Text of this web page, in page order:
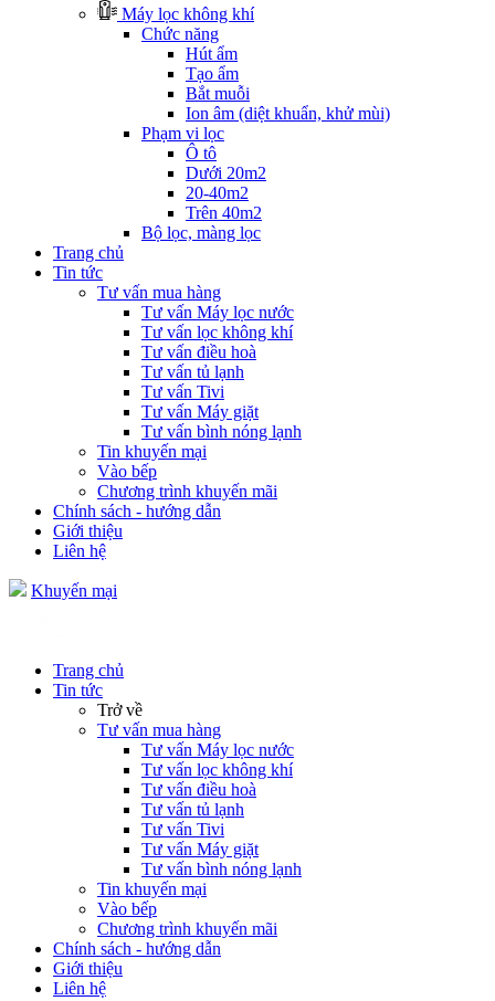
Máy lọc không khí
Chức năng
Hút ẩm
Tạo ẩm
Bắt muỗi
Ion âm (diệt khuẩn, khử mùi)
Phạm vi lọc
Ô tô
Dưới 20m2
20-40m2
Trên 40m2
Bộ lọc, màng lọc
Trang chủ
Tin tức
Tư vấn mua hàng
Tư vấn Máy lọc nước
Tư vấn lọc không khí
Tư vấn điều hoà
Tư vấn tủ lạnh
Tư vấn Tivi
Tư vấn Máy giặt
Tư vấn bình nóng lạnh
Tin khuyến mại
Vào bếp
Chương trình khuyến mãi
Chính sách - hướng dẫn
Giới thiệu
Liên hệ
Khuyến mại
Trang chủ
Tin tức
Trở về
Tư vấn mua hàng
Tư vấn Máy lọc nước
Tư vấn lọc không khí
Tư vấn điều hoà
Tư vấn tủ lạnh
Tư vấn Tivi
Tư vấn Máy giặt
Tư vấn bình nóng lạnh
Tin khuyến mại
Vào bếp
Chương trình khuyến mãi
Chính sách - hướng dẫn
Giới thiệu
Liên hệ